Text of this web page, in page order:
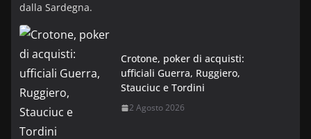
dalla Sardegna.
Crotone, poker di acquisti:
ufficiali Guerra, Ruggiero,
Stauciuc e Tordini
2 Agosto 2026